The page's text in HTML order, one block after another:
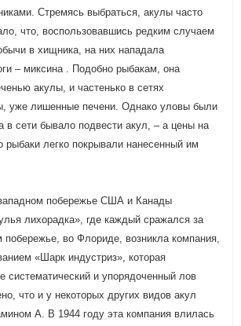
Стремясь выбраться, акулы часто
что, воспользовавшись редким случаем
в хищника, на них нападала
– миксина . Подобно рыбакам, она
акулы, и частенько в сетях
уже лишенные печени. Однако уловы были
в сети бывало подвести акул, – а цены на
рыбаки легко покрывали нанесенный им
побережье США и Канады
лихорадка», где каждый сражался за
побережье, во Флориде, возникла компания,
«Шарк индустриз», которая
систематический и упорядоченный лов
что и у некоторых других видов акул
А. В 1944 году эта компания влилась